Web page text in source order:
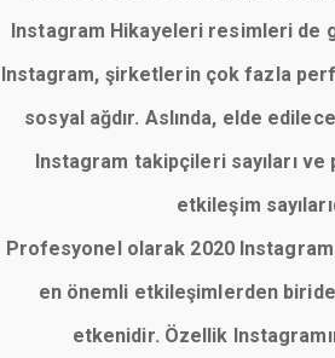
Instagram Hikayeleri resimleri de
Instagram, şirketlerin çok fazla
sosyal ağdır. Aslında, elde
Instagram takipçileri sayıları ve
etkileşim
Profesyonel olarak 2020 Instagram
en önemli etkileşimlerden
etkenidir. Özellik